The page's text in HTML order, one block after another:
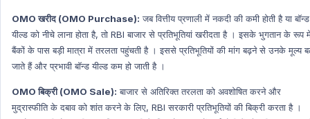
OMO खरीद (OMO Purchase): जब वित्तीय प्रणाली में नकदी की कमी होती है या बॉन्ड
यील्ड को नीचे लाना होता है, तो RBI बाजार से प्रतिभूतियां खरीदता है । इसके भुगतान के रूप
बैंकों के पास बड़ी मात्रा में तरलता पहुंचती है । इससे प्रतिभूतियों की मांग बढ़ने से उनके मूल्य
जाते हैं और प्रभावी बॉन्ड यील्ड कम हो जाती है ।
OMO बिक्री (OMO Sale): बाजार से अतिरिक्त तरलता को अवशोषित करने और
मुद्रास्फीति के दबाव को शांत करने के लिए, RBI सरकारी प्रतिभूतियों की बिक्री करता है ।